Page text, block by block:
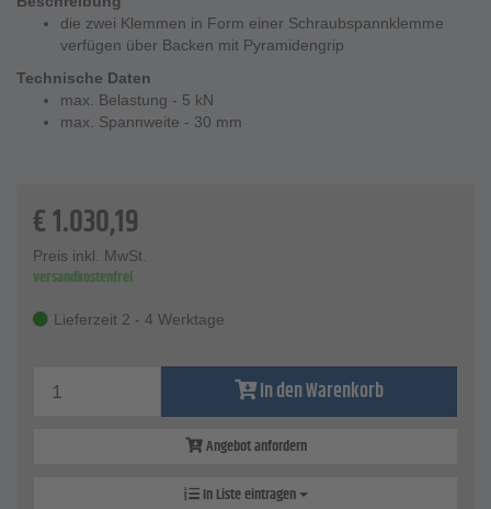
die zwei Klemmen in Form einer Schraubspannklemme
verfügen über Backen mit Pyramidengrip
Technische Daten
max. Belastung - 5 kN
max. Spannweite - 30 mm
€1.030,19
Preis inkl. MwSt.
versandkostenfrei
Lieferzeit 2 - 4 Werktage
In den Warenkorb
Angebot anfordern
In Liste eintragen